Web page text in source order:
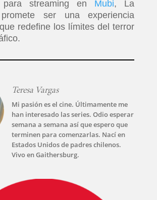
para streaming en Mubi, La
ser una experiencia
redefine los límites del terror
Teresa Vargas
Mi pasión es el cine. Últimamente me
han interesado las series. Odio esperar
semana a semana así que espero que
terminen para comenzarlas. Nací en
Estados Unidos de padres chilenos.
Vivo en Gaithersburg.